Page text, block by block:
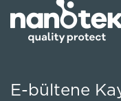
E-bültene